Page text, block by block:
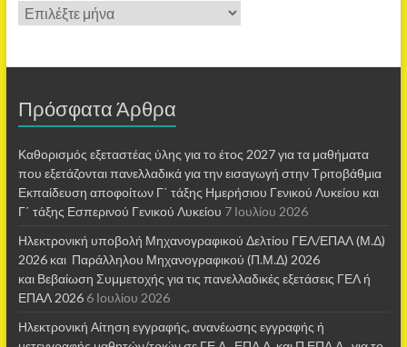
Πρόσφατα Άρθρα
Καθορισμός εξεταστέας ύλης για το έτος 2027 για τα μαθήματα
που εξετάζονται πανελλαδικά για την εισαγωγή στην Τριτοβάθμια
Εκπαίδευση αποφοίτων Γ΄ τάξης Ημερήσιου Γενικού Λυκείου και
Γ΄ τάξης Εσπερινού Γενικού Λυκείου 7 Ιουλίου 2026
Ηλεκτρονική υποβολή Μηχανογραφικού Δελτίου ΓΕΛ/ΕΠΑΛ (Μ.Δ)
2026 και Παράλληλου Μηχανογραφικού (Π.Μ.Δ) 2026
και Βεβαίωση Συμμετοχής για τις πανελλαδικές εξετάσεις ΓΕΛ ή
ΕΠΑΛ 2026 6 Ιουλίου 2026
Ηλεκτρονική Αίτηση εγγραφής, ανανέωσης εγγραφής ή